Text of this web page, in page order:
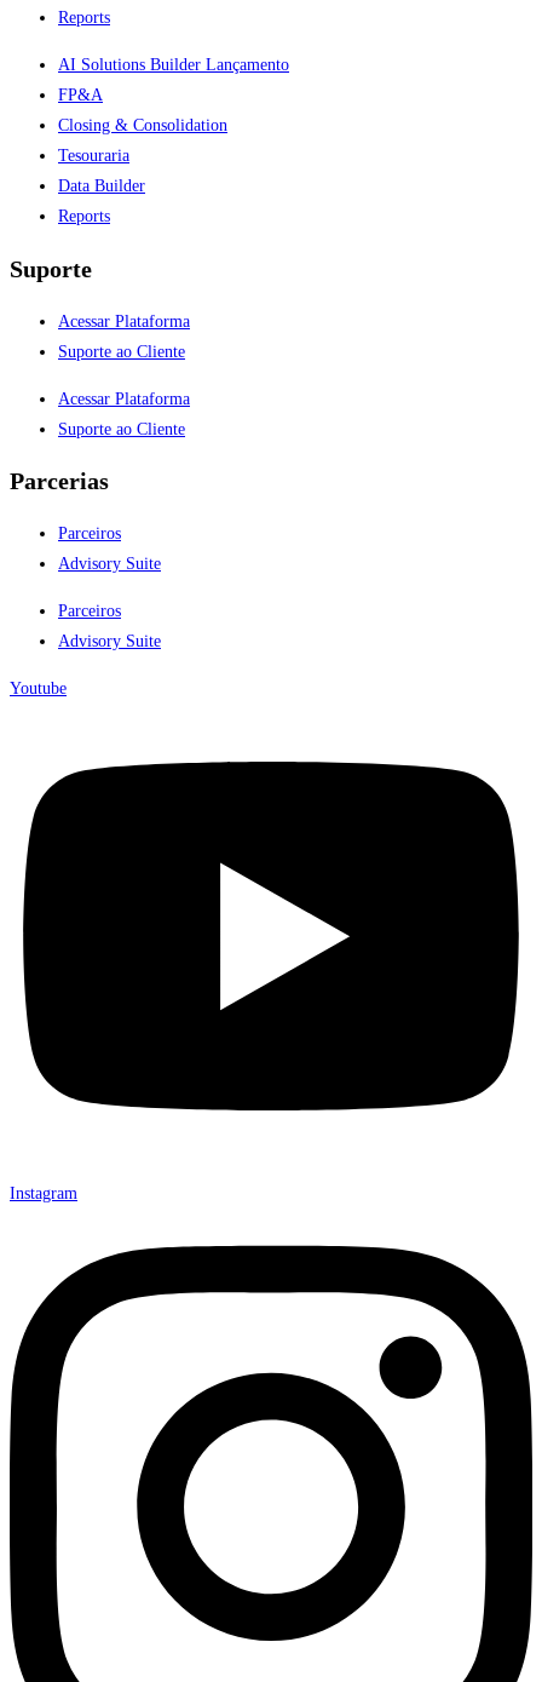
Reports
AI Solutions Builder Lançamento
FP&A
Closing & Consolidation
Tesouraria
Data Builder
Reports
Suporte
Acessar Plataforma
Suporte ao Cliente
Acessar Plataforma
Suporte ao Cliente
Parcerias
Parceiros
Advisory Suite
Parceiros
Advisory Suite
Youtube
Instagram